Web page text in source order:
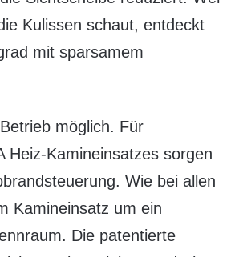
Kulissen schaut, entdeckt
mit sparsamem
möglich. Für
Heiz-Kamineinsatzes sorgen
Wie bei allen
Kamineinsatz um ein
Die patentierte